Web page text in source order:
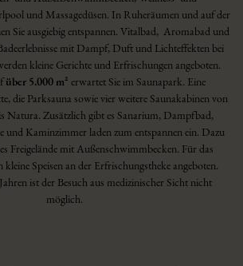
und Massagedüsen. In Ruheräumen und auf der
Sie ausgiebig entspannen. Vitalbad, Aromabad und
mit Dampf, Duft und Lichteffekten bei
kleine Gerichte und Erfrischungen angeboten.
über 5.000 m² erwartet Sie im Saunapark. Eine
die Parksauna sowie vier weitere Saunakabinen von
Natura. Zusätzlich gibt es Sanarium, Dampfbad,
Kaminzimmer laden zum entspannen ein. Dazu
Freigelände mit Außenschwimmbecken. Für das
Speisen an der Erfrischungstheke angeboten.
ist der Besuch aus medizinischer Sicht nicht
möglich.